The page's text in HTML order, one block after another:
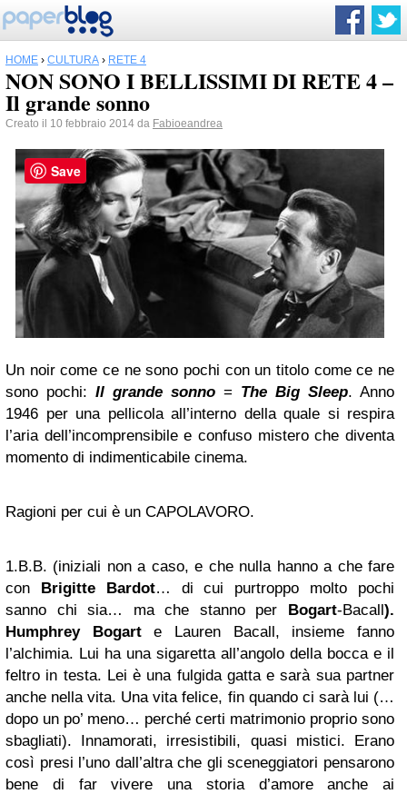
HOME › CULTURA › RETE 4
NON SONO I BELLISSIMI DI RETE 4 –
Il grande sonno
Creato il 10 febbraio 2014 da Fabioeandrea
Un noir come ce ne sono pochi con un titolo come ce ne
sono pochi: Il grande sonno = The Big Sleep. Anno
1946 per una pellicola all’interno della quale si respira
l’aria dell’incomprensibile e confuso mistero che diventa
momento di indimenticabile cinema.
Ragioni per cui è un CAPOLAVORO.
1.B.B. (iniziali non a caso, e che nulla hanno a che fare
con Brigitte Bardot… di cui purtroppo molto pochi
sanno chi sia… ma che stanno per Bogart-Bacall).
Humphrey Bogarte Lauren Bacall, insieme fanno
l’alchimia. Lui ha una sigaretta all’angolo della bocca e il
feltro in testa. Lei è una fulgida gatta e sarà sua partner
anche nella vita. Una vita felice, fin quando ci sarà lui (…
dopo un po’ meno… perché certi matrimonio proprio sono
sbagliati). Innamorati, irresistibili, quasi mistici. Erano
così presi l’uno dall’altra che gli sceneggiatori pensarono
bene di far vivere una storia d’amore anche ai
Save